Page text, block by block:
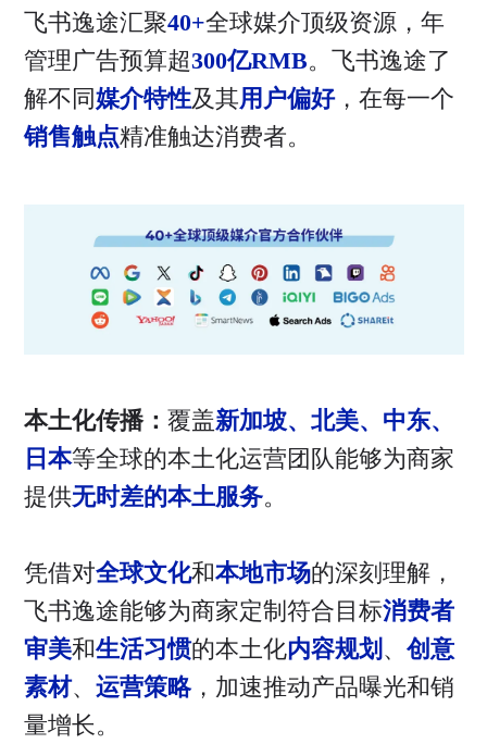
飞书逸途汇聚40+全球媒介顶级资源，年
管理广告预算超300亿RMB。飞书逸途了
解不同媒介特性及其用户偏好，在每一个
销售触点精准触达消费者。
本土化传播： 覆盖新加坡、北美、中东、
日本等全球的本土化运营团队能够为商家
提供无时差的本土服务。
凭借对全球文化和本地市场的深刻理解，
飞书逸途能够为商家定制符合目标消费者
审美和生活习惯的本土化内容规划 、 创意
素材、 运营策略，加速推动产品曝光和销
量增长。